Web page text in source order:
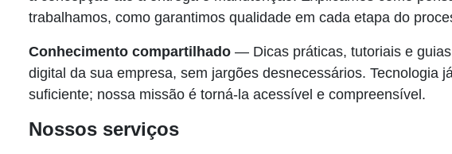
trabalhamos, como garantimos qualidade em cada etapa do
Conhecimento compartilhado — Dicas práticas, tutoriais e
digital da sua empresa, sem jargões desnecessários. Tecnologia
suficiente; nossa missão é torná-la acessível e compreensível.
Nossos serviços